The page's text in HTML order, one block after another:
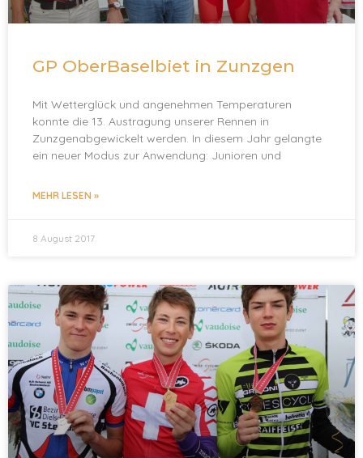
GP OberBaselbiet in Zunzgen
Mit Wetterglück und angenehmen Temperaturen
konnte die 13. Austragung unserer Rennen in
Zunzgenabgewickelt werden. In diesem Jahr gelangte
ein neuer Modus zur Anwendung: Junioren und
MEHR LESEN »
8 August 2017